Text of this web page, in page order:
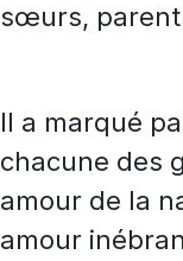
sœurs,
Il a marqué
chacune des
amour de la
amour